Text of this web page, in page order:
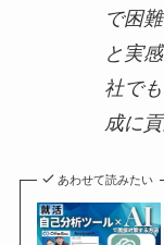
で困
と実
社で
成に
あわせて読みたい